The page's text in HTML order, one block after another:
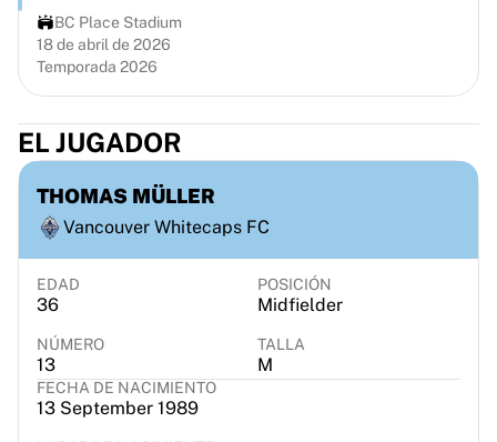
Mejores equipos europeos
Beşiktaş Gain
Fenerbahçe Baloncesto
Eslovenia
Virtus Bologna
Guerri Napoli
Otros deportes
Ciclismo
Team Visma | Lease a bike
Soudal Quick Step
Netcompany INEOS
EF Education
Team Jayco AlUla
Ver todo el ciclismo
Rugby
France Rugby
BC Place Stadium
18 de abril de 2026
Temporada 2026
EL JUGADOR
THOMAS MÜLLER
Vancouver Whitecaps FC
EDAD
36
POSICIÓN
Midfielder
NÚMERO
13
TALLA
M
FECHA DE NACIMIENTO
13 September 1989